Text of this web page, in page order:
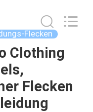
Flecken
Clothing
Flecken